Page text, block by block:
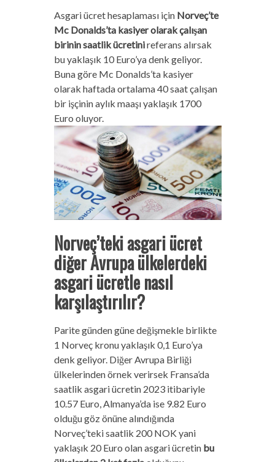
Asgari ücret hesaplaması içinNorveç’te
Mc Donalds’ta kasiyer olarak çalışan
birinin saatlik ücretinireferans alırsak
bu yaklaşık 10 Euro’ya denk geliyor.
Buna göre Mc Donalds’ta kasiyer
olarak haftada ortalama 40 saat çalışan
bir işçinin aylık maaşı yaklaşık 1700
Euro oluyor.
Norveç’teki asgari ücret
diğer Avrupa ülkelerdeki
asgari ücretle nasıl
karşılaştırılır?
Parite günden güne değişmekle birlikte
1 Norveç kronu yaklaşık 0,1 Euro’ya
denk geliyor. Diğer Avrupa Birliği
ülkelerinden örnek verirsek Fransa’da
saatlik asgari ücretin 2023 itibariyle
10.57 Euro, Almanya’da ise 9.82 Euro
olduğu göz önüne alındığında
Norveç’teki saatlik 200 NOK yani
yaklaşık 20 Euro olan asgari ücretin bu